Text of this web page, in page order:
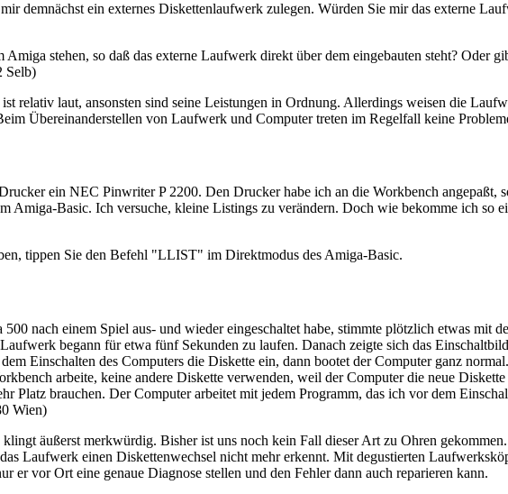
demnächst ein externes Diskettenlaufwerk zulegen. Würden Sie mir das externe
Amiga stehen, so daß das externe Laufwerk direkt über dem eingebauten steht?
Selb)
relativ laut, ansonsten sind seine Leistungen in Ordnung. Allerdings weisen die
Übereinanderstellen von Laufwerk und Computer treten im Regelfall keine
ein NEC Pinwriter P 2200. Den Drucker habe ich an die Workbench
Amiga-Basic. Ich versuche, kleine Listings zu verändern. Doch wie bekomme ich so
tippen Sie den Befehl "LLIST" im Direktmodus des Amiga-Basic.
nach einem Spiel aus- und wieder eingeschaltet habe, stimmte plötzlich etwas mit
begann für etwa fünf Sekunden zu laufen. Danach zeigte sich das
Einschalten des Computers die Diskette ein, dann bootet der Computer ganz
arbeite, keine andere Diskette verwenden, weil der Computer die neue
Platz brauchen. Der Computer arbeitet mit jedem Programm, das ich vor dem
Wien)
klingt äußerst merkwürdig. Bisher ist uns noch kein Fall dieser Art zu Ohren
Laufwerk einen Diskettenwechsel nicht mehr erkennt. Mit degustierten
er vor Ort eine genaue Diagnose stellen und den Fehler dann auch reparieren kann.